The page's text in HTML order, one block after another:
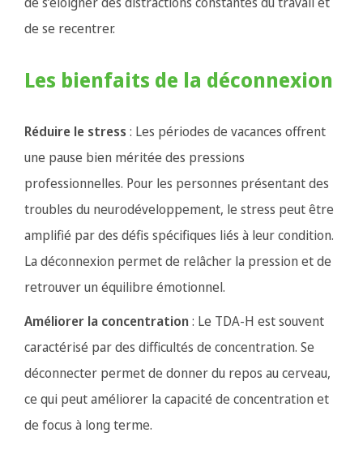
de se recentrer.
Les bienfaits de la déconnexion
Réduire le stress : Les périodes de vacances offrent
une pause bien méritée des pressions
professionnelles. Pour les personnes présentant des
troubles du neurodéveloppement, le stress peut être
amplifié par des défis spécifiques liés à leur condition.
La déconnexion permet de relâcher la pression et de
retrouver un équilibre émotionnel.
Améliorer la concentration: Le TDA-H est souvent
caractérisé par des difficultés de concentration. Se
déconnecter permet de donner du repos au cerveau,
ce qui peut améliorer la capacité de concentration et
de focus à long terme.